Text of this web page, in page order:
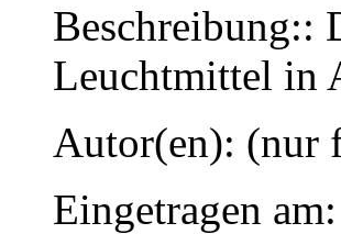
Beschreibung::
Leuchtmittel in
Autor(en): (nur
Eingetragen